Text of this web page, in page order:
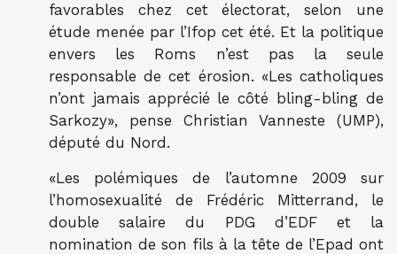
favorables chez cet électorat, selon une
étude menée par l’Ifop cet été. Et la politique
envers les Roms n’est pas la seule
responsable de cet érosion. «Les catholiques
n’ont jamais apprécié le côté bling-bling de
Sarkozy», pense Christian Vanneste (UMP),
député du Nord.
«Les polémiques de l’automne 2009 sur
l’homosexualité de Frédéric Mitterrand, le
double salaire du PDG d’EDF et la
nomination de son fils à la tête de l’Epad ont